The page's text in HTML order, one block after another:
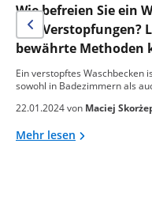
Wie befreien Sie ein
von Verstopfungen?
bewährte Methoden
Ein verstopftes Waschbecken
sowohl in Badezimmern als
22.01.2024 von Maciej
Mehr lesen